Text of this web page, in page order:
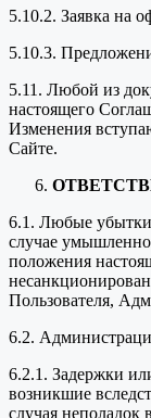
5.10.2. Заявка на
5.10.3.
5.11. Любой из
настоящего
Изменения
Сайте.
6.1. Любые
случае
положения
Пользователя,
6.2.
6.2.1. Задержки
возникшие
случая